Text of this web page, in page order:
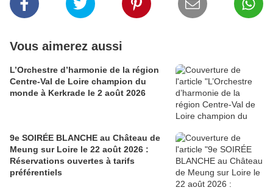
Vous aimerez aussi
L’Orchestre d’harmonie de la région
Centre-Val de Loire champion du
monde à Kerkrade le 2 août 2026
9e SOIRÉE BLANCHE au Château de
Meung sur Loire le 22 août 2026 :
Réservations ouvertes à tarifs
préférentiels